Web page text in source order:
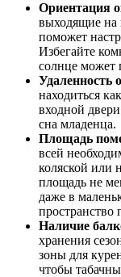
Ориентация
выходящие на
поможет
Избегайте
солнце может
Удаленность
находиться
входной
сна младенца.
Площадь
всей
коляской или
площадь не
даже в
пространство
Наличие
хранения
зоны для
чтобы